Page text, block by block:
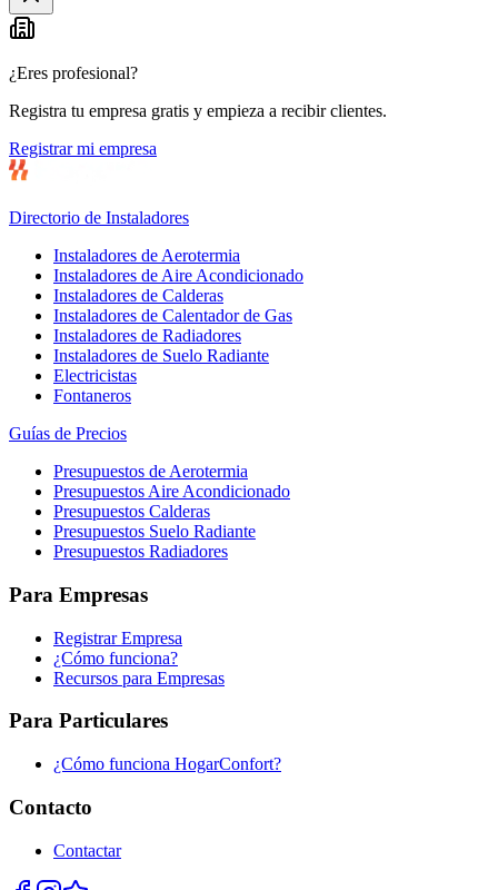
−
¿Eres profesional?
Registra tu empresa gratis y empieza a recibir clientes.
Registrar mi empresa
Directorio de Instaladores
Instaladores de Aerotermia
Instaladores de Aire Acondicionado
Instaladores de Calderas
Instaladores de Calentador de Gas
Instaladores de Radiadores
Instaladores de Suelo Radiante
Electricistas
Fontaneros
Guías de Precios
Presupuestos de Aerotermia
Presupuestos Aire Acondicionado
Presupuestos Calderas
Presupuestos Suelo Radiante
Presupuestos Radiadores
Para Empresas
Registrar Empresa
¿Cómo funciona?
Recursos para Empresas
Para Particulares
¿Cómo funciona HogarConfort?
Contacto
Contactar